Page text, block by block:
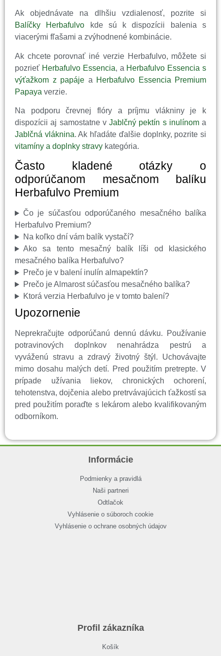
Ak objednávate na dlhšiu vzdialenosť, pozrite si
Balíčky Herbafulvo kde sú k dispozícii balenia s
viacerými fľašami a zvýhodnené kombinácie.
Ak chcete porovnať iné verzie Herbafulvo, môžete si
pozrieť Herbafulvo Essencia, a Herbafulvo Essencia s
výťažkom z papáje a Herbafulvo Essencia Premium
Papaya verzie.
Na podporu črevnej flóry a príjmu vlákniny je k
dispozícii aj samostatne v Jablčný pektín s inulínoma
Jablčná vláknina. Ak hľadáte ďalšie doplnky, pozrite si
vitamíny a doplnky stravy kategória.
Často kladené otázky o
odporúčanom mesačnom balíku
Herbafulvo Premium
Čo je súčasťou odporúčaného mesačného balíka
Herbafulvo Premium?
Na koľko dní vám balík vystačí?
Ako sa tento mesačný balík líši od klasického
mesačného balíka Herbafulvo?
Prečo je v balení inulín almapektín?
Prečo je Almarost súčasťou mesačného balíka?
Ktorá verzia Herbafulvo je v tomto balení?
Upozornenie
Neprekračujte odporúčanú dennú dávku. Používanie
potravinových doplnkov nenahrádza pestrú a
vyváženú stravu a zdravý životný štýl. Uchovávajte
mimo dosahu malých detí. Pred použitím pretrepte. V
prípade užívania liekov, chronických ochorení,
tehotenstva, dojčenia alebo pretrvávajúcich ťažkostí sa
pred použitím poraďte s lekárom alebo kvalifikovaným
odborníkom.
Informácie
Podmienky a pravidlá
Naši partneri
Odtlačok
Vyhlásenie o súboroch cookie
Vyhlásenie o ochrane osobných údajov
Profil zákazníka
Košík